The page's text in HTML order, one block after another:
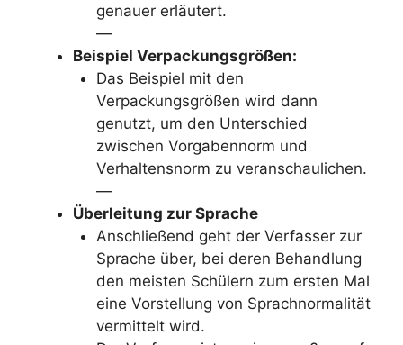
genauer erläutert.
—
Beispiel Verpackungsgrößen:
Das Beispiel mit den
Verpackungsgrößen wird dann
genutzt, um den Unterschied
zwischen Vorgabennorm und
Verhaltensnorm zu veranschaulichen.
—
Überleitung zur Sprache
Anschließend geht der Verfasser zur
Sprache über, bei deren Behandlung
den meisten Schülern zum ersten Mal
eine Vorstellung von Sprachnormalität
vermittelt wird.